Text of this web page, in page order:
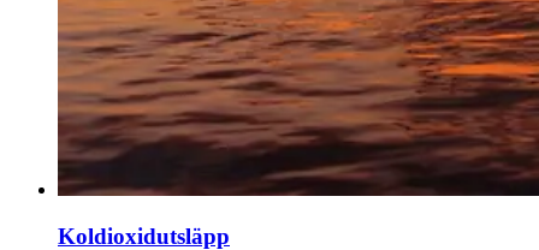
Koldioxidutsläpp